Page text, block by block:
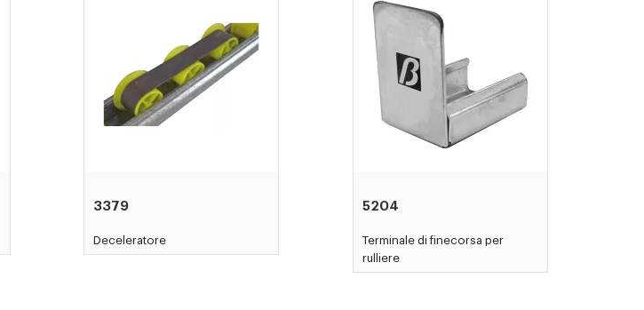
3379
Deceleratore
5204
Terminale di finecorsa per
rulliere